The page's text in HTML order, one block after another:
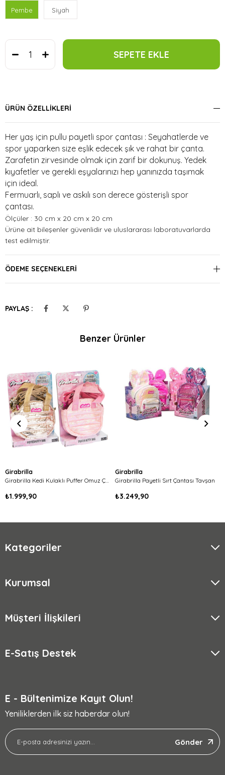
Pembe Siyah
ÜRÜN ÖZELLIKLERI
Her yaş için pullu payetli spor çantası : Seyahatlerde ve
spor yaparken size eşlik edecek şık ve rahat bir çanta.
Zarafetin zirvesinde olmak için zarif bir dokunuş. Yedek
kıyafetler ve gerekli eşyalarınızı hep yanınızda taşımak
için ideal.
Fermuarlı, saplı ve askılı son derece gösterişli spor
çantası.
Ölçüler : 30 cm x 20 cm x 20 cm
Ürüne ait bileşenler güvenlidir ve uluslararası laboratuvarlarda
test edilmiştir.
ÖDEME SEÇENEKLERI
PAYLAŞ :
Benzer Ürünler
Girabrilla
Girabrilla Kedi Kulaklı Puffer Omuz Çantası
₺1.999,90
Girabrilla
Girabrilla Payetli Sırt Çantası Tavşan
₺3.249,90
Kategoriler
Kurumsal
Müşteri İlişkileri
E-Satış Destek
E - Bültenimize Kayıt Olun!
Yeniliklerden ilk siz haberdar olun!
Gönder